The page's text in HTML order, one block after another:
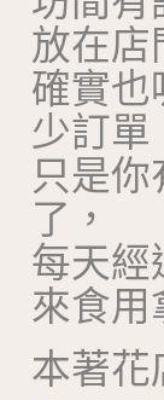
放在
確實
少訂單
只是
了，
每天
來食
本著